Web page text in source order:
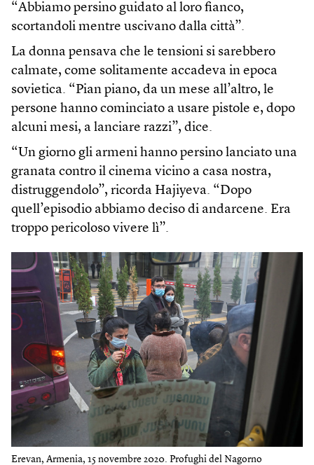
“Abbiamo persino guidato al loro fianco,
scortandoli mentre uscivano dalla città”.
La donna pensava che le tensioni si sarebbero
calmate, come solitamente accadeva in epoca
sovietica. “Pian piano, da un mese all’altro, le
persone hanno cominciato a usare pistole e, dopo
alcuni mesi, a lanciare razzi”, dice.
“Un giorno gli armeni hanno persino lanciato una
granata contro il cinema vicino a casa nostra,
distruggendolo”, ricorda Hajiyeva. “Dopo
quell’episodio abbiamo deciso di andarcene. Era
troppo pericoloso vivere lì”.
Erevan, Armenia, 15 novembre 2020. Profughi del Nagorno